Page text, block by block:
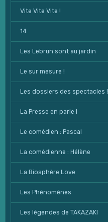
Vite Vite Vite !
14
Les Lebrun sont au jardin
Le sur mesure !
Les dossiers des spectacles !
La Presse en parle !
Le comédien : Pascal
La comédienne : Hélène
La Biosphère Love
Les Phénomènes
Les légendes de TAKAZAKI